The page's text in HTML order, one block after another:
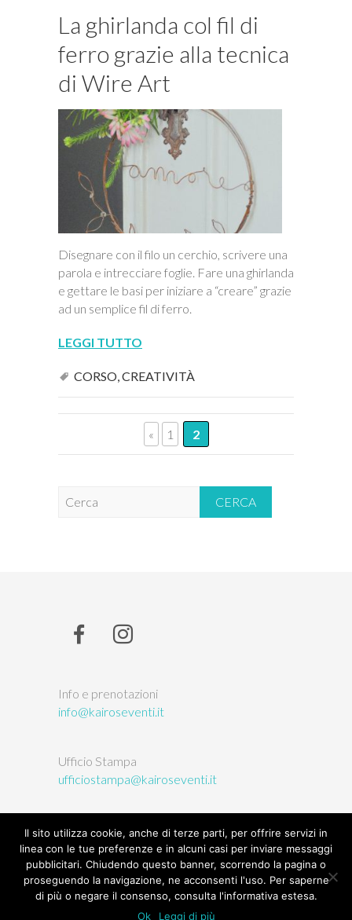
La ghirlanda col fil di
ferro grazie alla tecnica
di Wire Art
Disegnare con il filo un cerchio, scrivere una
parola e intrecciare foglie. Fare una ghirlanda
e gettare le basi per iniziare a “creare” grazie
ad un semplice fil di ferro.
LEGGI TUTTO
CORSO CREATIVITÀ
« 1 2
Info e prenotazioni
info@kairoseventi.it
Ufficio Stampa
ufficiostampa@kairoseventi.it
© 2026 L'Orto delle Arti | Kairòs sas, P.IVA/CF:
03146380047 |Privacy|Termini e condizioni |
Il sito utilizza cookie, anche di terze parti, per offrire servizi in
linea con le tue preferenze e in alcuni casi per inviare messaggi
pubblicitari. Chiudendo questo banner, scorrendo la pagina o
proseguendo la navigazione, ne acconsenti l'uso. Per saperne
di più o negare il consenso, consulta l'informativa estesa.
Ok
Leggi di più